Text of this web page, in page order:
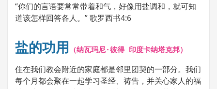
“你们的言语要常常带着和气，好像用盐调和，就可知
道该怎样回答各人。” 歌罗西书4:6
盐的功用 （纳瓦玛尼·彼得 印度卡纳塔克邦）
住在我们教会附近的家庭都是邻里团契的一部分。我们
每个月都会聚在一起学习圣经、祷告，并关心家人的福